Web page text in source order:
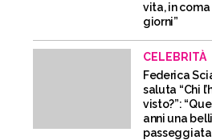
vita, in
giorni”
CELEBRITÀ
Federica
saluta “Chi
visto?”:
anni una